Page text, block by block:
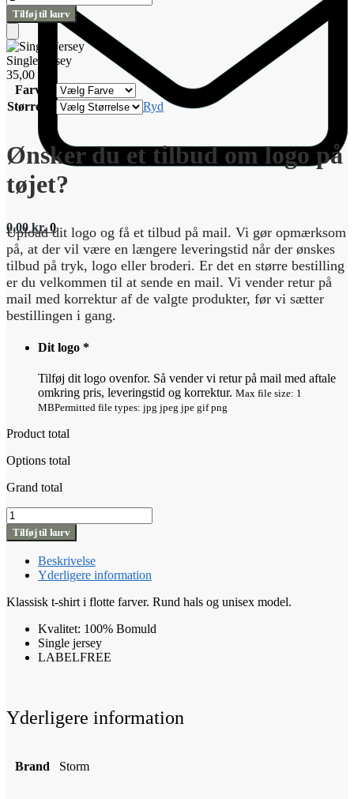
0,00 kr. 0
Jersey
antal
Tilføj til kurv
Tilføj
til
kurv
Single Jersey
35,00
Farve
Størrelse
Ryd
Ønsker du et tilbud om logo på
tøjet?
Upload dit logo og få et tilbud på mail. Vi gør opmærksom
på, at der vil være en længere leveringstid når der ønskes
tilbud på tryk, logo eller broderi. Er det en større bestilling
er du velkommen til at sende en mail. Vi vender retur på
mail med korrektur af de valgte produkter, før vi sætter
bestillingen i gang.
Dit logo *
Tilføj dit logo ovenfor. Så vender vi retur på mail med aftale
omkring pris, leveringstid og korrektur. Max file size: 1
MBPermitted file types: jpg jpeg jpe gif png
Product total
Options total
Grand total
Single
Jersey
antal
Tilføj til kurv
Beskrivelse
Yderligere information
Klassisk t-shirt i flotte farver. Rund hals og unisex model.
Kvalitet: 100% Bomuld
Single jersey
LABELFREE
Yderligere information
Brand Storm